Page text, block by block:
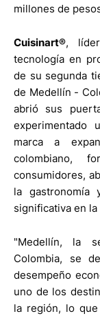
millones de
Cuisinart®,
tecnología en
de su segunda
de Medellín -
abrió sus
experimentado
marca a
colombiano,
consumidores,
la
significativa en la
"Medellín, la
Colombia, se
desempeño
uno de los
la región, lo